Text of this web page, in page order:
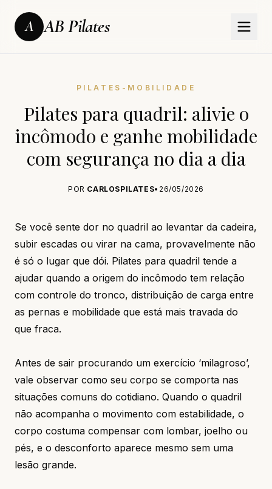
A AB Pilates
PILATES-MOBILIDADE
Pilates para quadril: alivie o
incômodo e ganhe mobilidade
com segurança no dia a dia
POR CARLOSPILATES• 26/05/2026
Se você sente dor no quadril ao levantar da cadeira,
subir escadas ou virar na cama, provavelmente não
é só o lugar que dói. Pilates para quadril tende a
ajudar quando a origem do incômodo tem relação
com controle do tronco, distribuição de carga entre
as pernas e mobilidade que está mais travada do
que fraca.
Antes de sair procurando um exercício ‘milagroso’,
vale observar como seu corpo se comporta nas
situações comuns do cotidiano. Quando o quadril
não acompanha o movimento com estabilidade, o
corpo costuma compensar com lombar, joelho ou
pés, e o desconforto aparece mesmo sem uma
lesão grande.